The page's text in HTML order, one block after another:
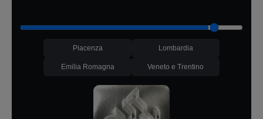
Piacenza Lombardia
Emilia Romagna Veneto e Trentino